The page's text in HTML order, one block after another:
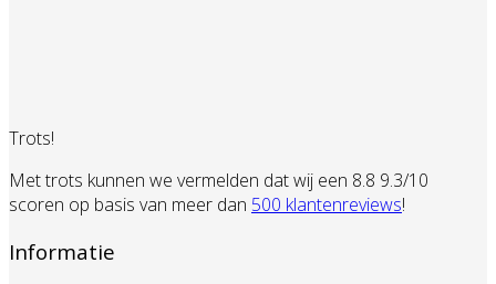
Trots!
Met trots kunnen we vermelden dat wij een 8.8 9.3/10
scoren op basis van meer dan 500 klantenreviews!
Informatie